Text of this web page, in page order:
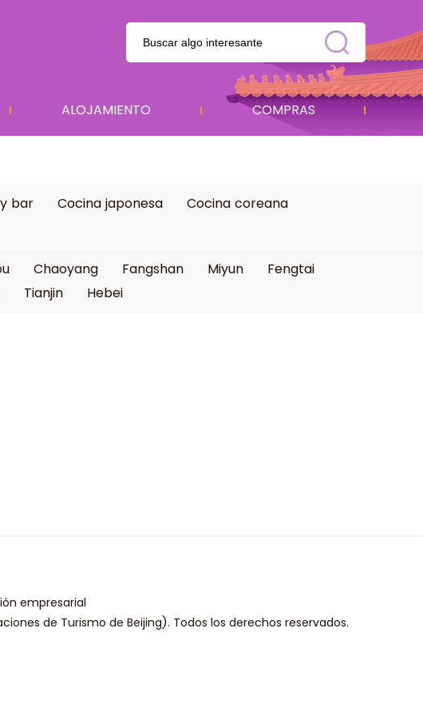
ALOJAMIENTO COMPRAS
bar Cocina japonesa
Cocina coreana
Chaoyang Fangshan Miyun
Fengtai
Tianjin Hebei
empresarial
de Turismo de Beijing). Todos los derechos reservados.